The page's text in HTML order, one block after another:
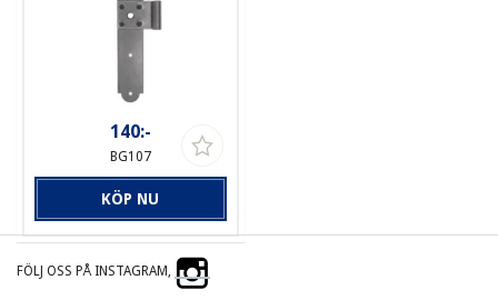
140:-
BG107
KÖP NU
FÖLJ OSS PÅ INSTAGRAM,